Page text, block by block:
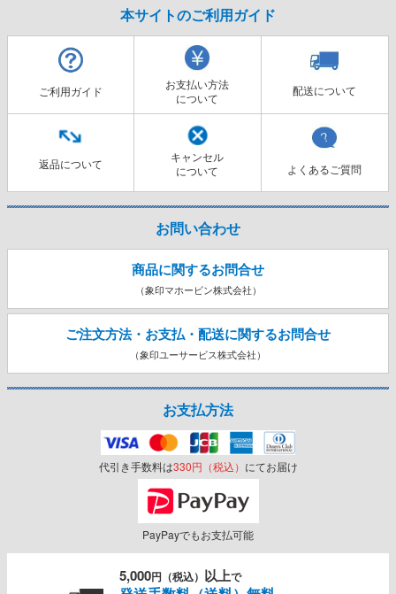
本サイトのご利用ガイド
ご利用ガイド
お支払い方法
について
配送について
返品について
キャンセル
について
よくあるご質問
お問い合わせ
商品に関するお問合せ
（象印マホービン株式会社）
ご注文方法・お支払・配送に関するお問合せ
（象印ユーサービス株式会社）
お支払方法
代引き手数料は330円（税込） にてお届け
PayPayでもお支払可能
5,000円（税込） 以上で